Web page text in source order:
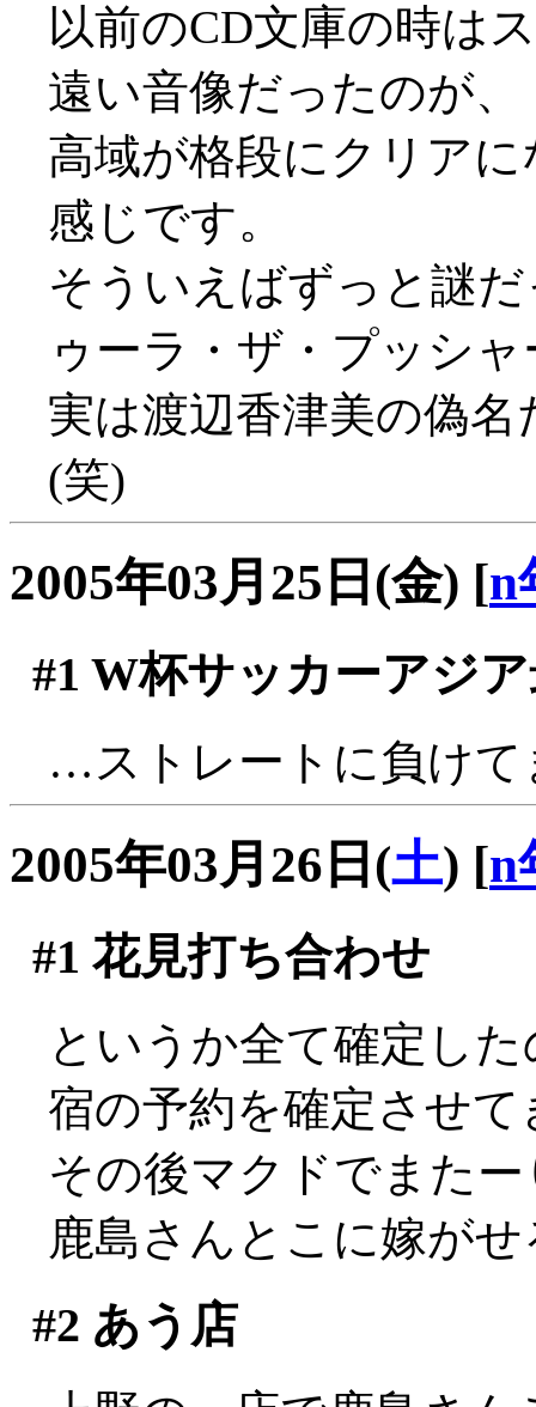
以前のCD文庫の時は
遠い音像だったのが、
高域が格段にクリア
感じです。
そういえばずっと謎
ゥーラ・ザ・プッシ
実は渡辺香津美の偽
(笑)
2005年03月25日(金) [n
#1 W杯サッカーアジ
…ストレートに負けて
2005年03月26日(土) [n
#1 花見打ち合わせ
というか全て確定し
宿の予約を確定させ
その後マクドでまた
鹿島さんとこに嫁が
#2 あう店